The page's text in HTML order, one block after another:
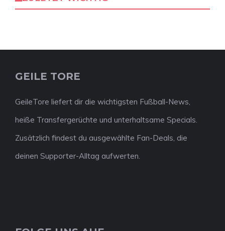
GEILE TORE
GeileTore liefert dir die wichtigsten Fußball-News,
heiße Transfergerüchte und unterhaltsame Specials.
Zusätzlich findest du ausgewählte Fan-Deals, die
deinen Supporter-Alltag aufwerten.